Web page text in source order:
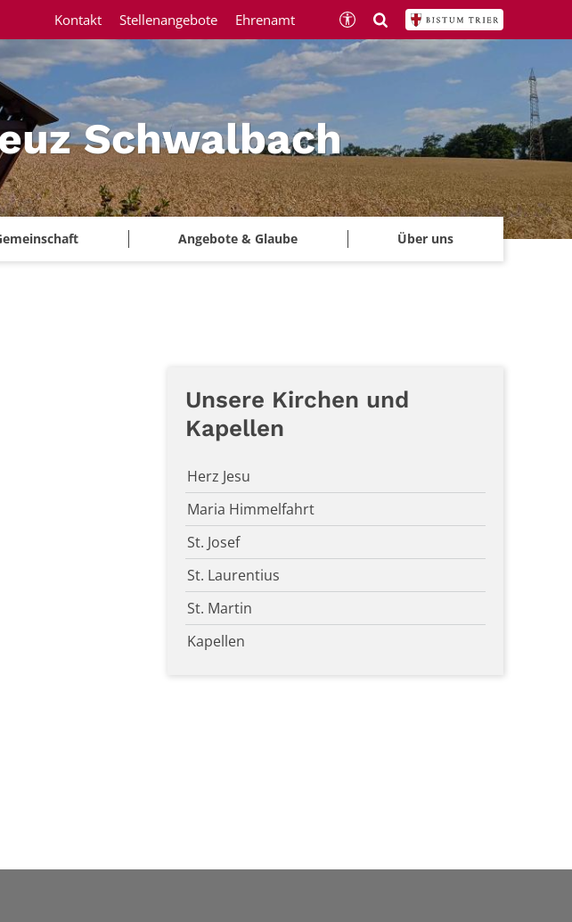
Schwalbach
Angebote & Glaube Über uns
Kontakt Stellenangebote Ehrenamt
Unsere Kirchen und
Kapellen
Herz Jesu
Maria Himmelfahrt
St. Josef
St. Laurentius
St. Martin
Kapellen